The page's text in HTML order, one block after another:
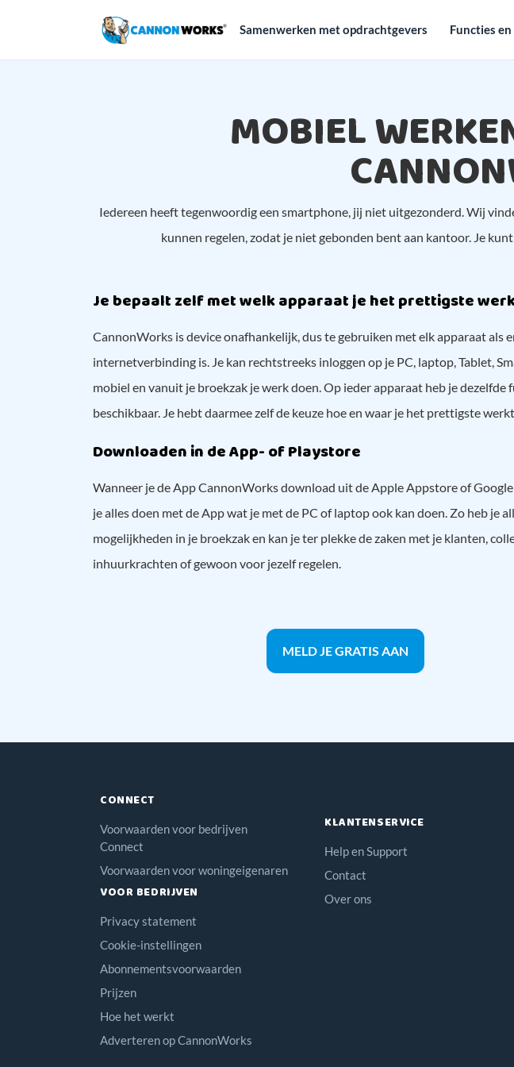
Samenwerken met opdrachtgevers Functies
MOBIEL
Iedereen heeft tegenwoordig een smartphone, jij niet uitgezonderd. Wij
kunnen regelen, zodat je niet gebonden bent aan kantoor. Je
Je bepaalt zelf met welk apparaat je het prettigste
CannonWorks is device onafhankelijk, dus te gebruiken met elk apparaat als
internetverbinding is. Je kan rechtstreeks inloggen op je PC, laptop, Tablet,
mobiel en vanuit je broekzak je werk doen. Op ieder apparaat heb je dezelfde
beschikbaar. Je hebt daarmee zelf de keuze hoe en waar je het prettigste
Downloaden in de App- of Playstore
Wanneer je de App CannonWorks download uit de Apple Appstore of
je alles doen met de App wat je met de PC of laptop ook kan doen. Zo heb je
mogelijkheden in je broekzak en kan je ter plekke de zaken met je klanten,
inhuurkrachten of gewoon voor jezelf regelen.
MELD JE GRATIS AAN
CONNECT
Voorwaarden voor bedrijven
Connect
Voorwaarden voor woningeigenaren
VOOR BEDRIJVEN
Privacy statement
Cookie-instellingen
Abonnementsvoorwaarden
Prijzen
Hoe het werkt
Adverteren op CannonWorks
KLANTENSERVICE
Help en Support
Contact
Over ons